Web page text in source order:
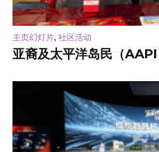
主页幻灯片, 社区活动
亚裔及太平洋岛民（